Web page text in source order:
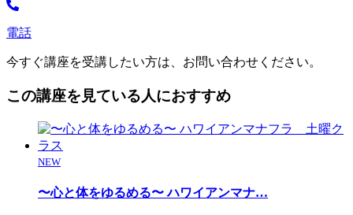
電話
今すぐ講座を受講したい方は、お問い合わせください。
この講座を見ている人におすすめ
NEW
〜心と体をゆるめる〜 ハワイアンマナ…